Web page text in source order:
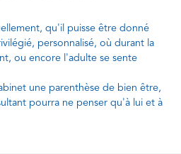
qu'il puisse être donné
personnalisé, où durant la
ou encore l'adulte se sente
une parenthèse de bien être,
pourra ne penser qu'à lui et à